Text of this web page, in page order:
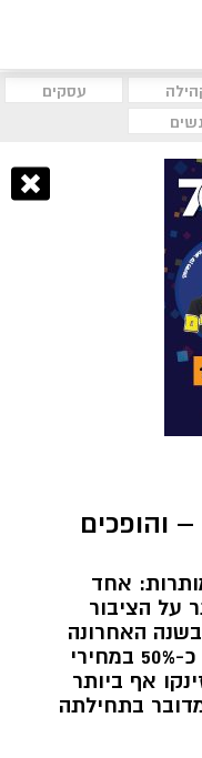
עסקים
נשים
והופכים
אחד
על הציבור
האחרונה
נרשמה התייקרות דרמטית של כ-50% במחירי
אף ביותר
מדובר בתחילתה